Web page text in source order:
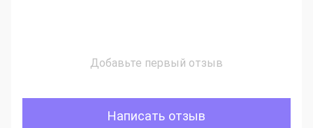
Добавьте первый отзыв
Написать отзыв